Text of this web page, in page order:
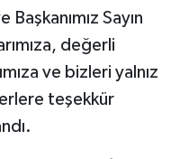
Sayın
değerli
ve bizleri yalnız
teşekkür